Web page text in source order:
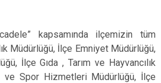
kapsamında ilçemizin tüm
Müdürlüğü, İlçe Emniyet Müdürlüğü,
İlçe Gıda , Tarım ve Hayvancılık
ve Spor Hizmetleri Müdürlüğü, İlçe